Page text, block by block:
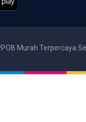
Murah Terpercaya